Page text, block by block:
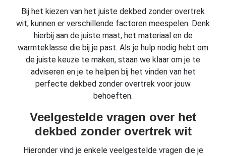
Bij het kiezen van het juiste dekbed zonder overtrek
wit, kunnen er verschillende factoren meespelen. Denk
hierbij aan de juiste maat, het materiaal en de
warmteklasse die bij je past. Als je hulp nodig hebt om
de juiste keuze te maken, staan we klaar om je te
adviseren en je te helpen bij het vinden van het
perfecte dekbed zonder overtrek voor jouw
behoeften.
Veelgestelde vragen over het
dekbed zonder overtrek wit
Hieronder vind je enkele veelgestelde vragen die je